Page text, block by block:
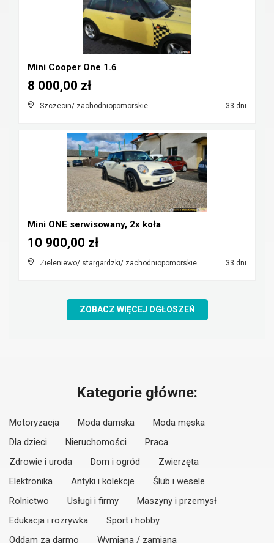
Mini Cooper One 1.6
Szczecin/ zachodniopomorskie 33 dni
8 000,00 zł
Mini ONE serwisowany, 2x koła
Zieleniewo/ stargardzki/ zachodniopomorskie 33 dni
10 900,00 zł
ZOBACZ WIĘCEJ OGŁOSZEŃ
Kategorie główne:
Motoryzacja Moda damska
Moda męska
Dla dzieci
Nieruchomości
Praca
Zdrowie i uroda
Dom i ogród
Zwierzęta
Elektronika
Antyki i kolekcje
Ślub i wesele
Rolnictwo
Usługi i firmy
Maszyny i przemysł
Edukacja i rozrywka
Sport i hobby
Oddam za darmo
Wymiana / zamiana